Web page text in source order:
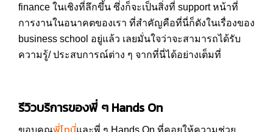
finance ในเชิงที่ลึกขึ้น ซึ่งก็จะเป็นสิ่งที่ support หน้าที่
การงานในอนาคตของเรา ที่สำคัญคือที่นี่ก็ดังในเรื่องของ
business school อยู่แล้ว เลยมั่นใจว่าจะสามารถได้รับ
ความรู้/ ประสบการณ์ต่าง ๆ จากที่นี่ได้อย่างเต็มที่
รีวิวบริการของพี่ ๆ Hands On
ขอบคุณ
และพี่ ๆ Hands On ที่คอยให้ความช่วย